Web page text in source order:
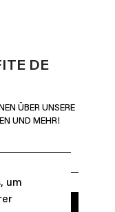
um
DE
ÜBER UNSERE
UND MEHR!